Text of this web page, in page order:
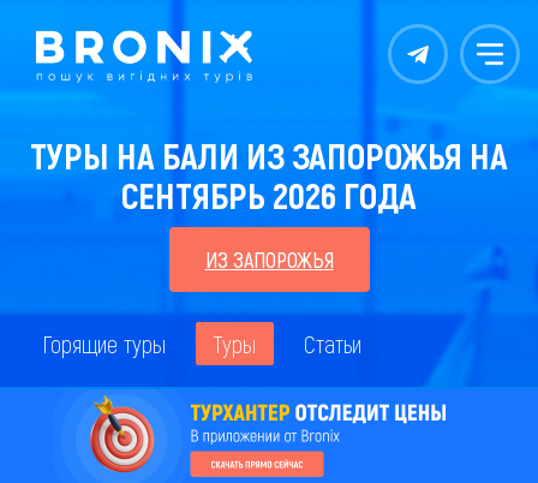
Контакты Меню
ТУРЫ НА БАЛИ ИЗ ЗАПОРОЖЬЯ НА
СЕНТЯБРЬ 2026 ГОДА
ИЗ ЗАПОРОЖЬЯ
Горящие туры Туры Статьи